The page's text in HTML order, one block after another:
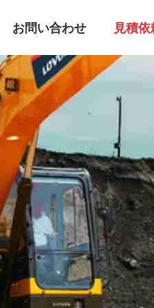
お問い合わせ 見積依